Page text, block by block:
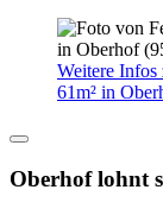
Weitere
61m² in
Oberhof lohnt